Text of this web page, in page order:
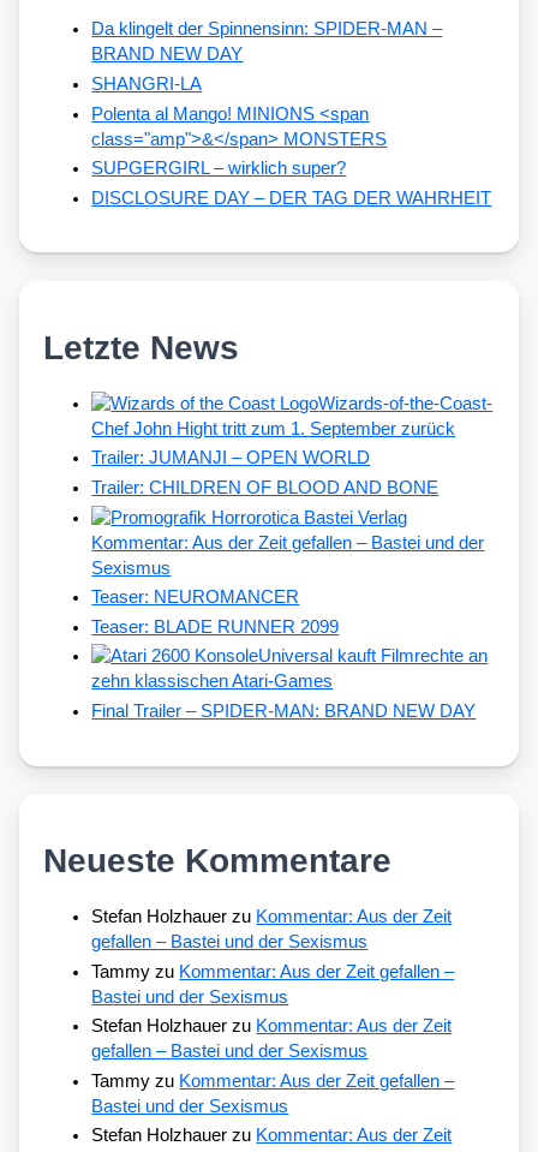
Da klingelt der Spinnensinn: SPIDER-MAN –
BRAND NEW DAY
SHANGRI-LA
Polenta al Mango! MINIONS <span
class="amp">&</span> MONSTERS
SUPGERGIRL – wirklich super?
DISCLOSURE DAY – DER TAG DER WAHRHEIT
Letzte News
Wizards-of-the-Coast-
Chef John Hight tritt zum 1. September zurück
Trailer: JUMANJI – OPEN WORLD
Trailer: CHILDREN OF BLOOD AND BONE
Kommentar: Aus der Zeit gefallen – Bastei und der
Sexismus
Teaser: NEUROMANCER
Teaser: BLADE RUNNER 2099
Universal kauft Filmrechte an
zehn klassischen Atari-Games
Final Trailer – SPIDER-MAN: BRAND NEW DAY
Neueste Kommentare
Stefan Holzhauer zu Kommentar: Aus der Zeit
gefallen – Bastei und der Sexismus
Tammy zu Kommentar: Aus der Zeit gefallen –
Bastei und der Sexismus
Stefan Holzhauer zu Kommentar: Aus der Zeit
gefallen – Bastei und der Sexismus
Tammy zu Kommentar: Aus der Zeit gefallen –
Bastei und der Sexismus
Stefan Holzhauer zu Kommentar: Aus der Zeit